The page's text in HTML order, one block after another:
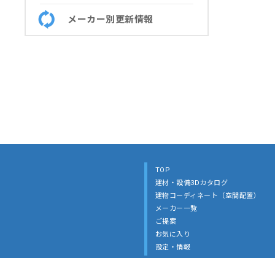
メーカー別更新情報
TOP
建材・設備3Dカタログ
建物コーディネート（空間配置）
メーカー一覧
ご提案
お気に入り
設定・情報